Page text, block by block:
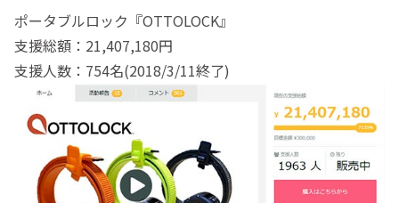
ポータブルロック『OTTOLOCK』
支援総額：21,407,180円
支援人数：754名(2018/3/11終了)